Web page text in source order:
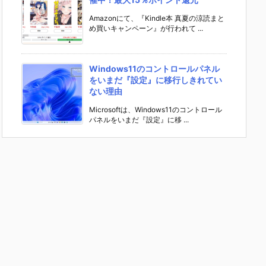
Amazonにて、『Kindle本 真夏の涼読まと
め買いキャンペーン』が行われて ...
Windows11のコントロールパネル
をいまだ『設定』に移行しきれてい
ない理由
Microsoftは、Windows11のコントロール
パネルをいまだ『設定』に移 ...